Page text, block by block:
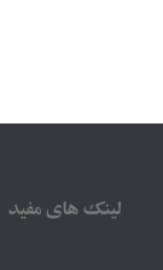
لینک های مفید